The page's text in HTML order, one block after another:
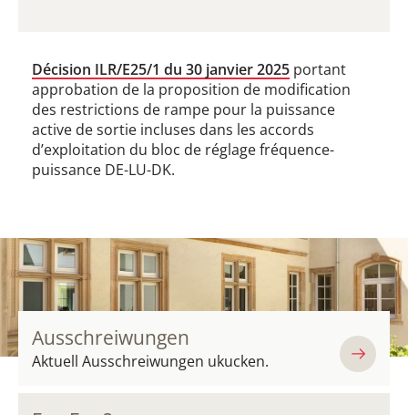
Décision ILR/E25/1 du 30 janvier 2025 portant
approbation de la proposition de modification
des restrictions de rampe pour la puissance
active de sortie incluses dans les accords
d’exploitation du bloc de réglage fréquence-
puissance DE-LU-DK.
Ausschreiwungen
Aktuell Ausschreiwungen ukucken.